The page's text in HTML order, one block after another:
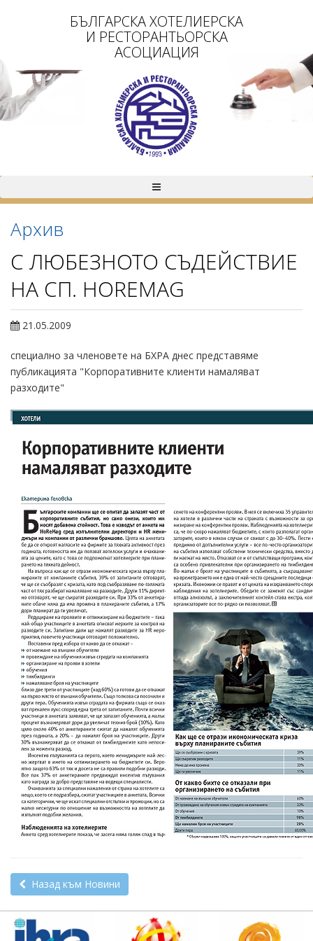
БЪЛГАРСКА ХОТЕЛИЕРСКА
И РЕСТОРАНТЬОРСКА
АСОЦИАЦИЯ
Архив
С ЛЮБЕЗНОТО СЪДЕЙСТВИЕ
НА СП. HOREMAG
21.05.2009
специално за членовете на БХРА днес представяме
публикацията "Корпоративните клиенти намаляват
разходите"
Назад към Новини